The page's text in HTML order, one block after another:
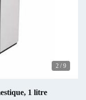
2 / 9
1 litre